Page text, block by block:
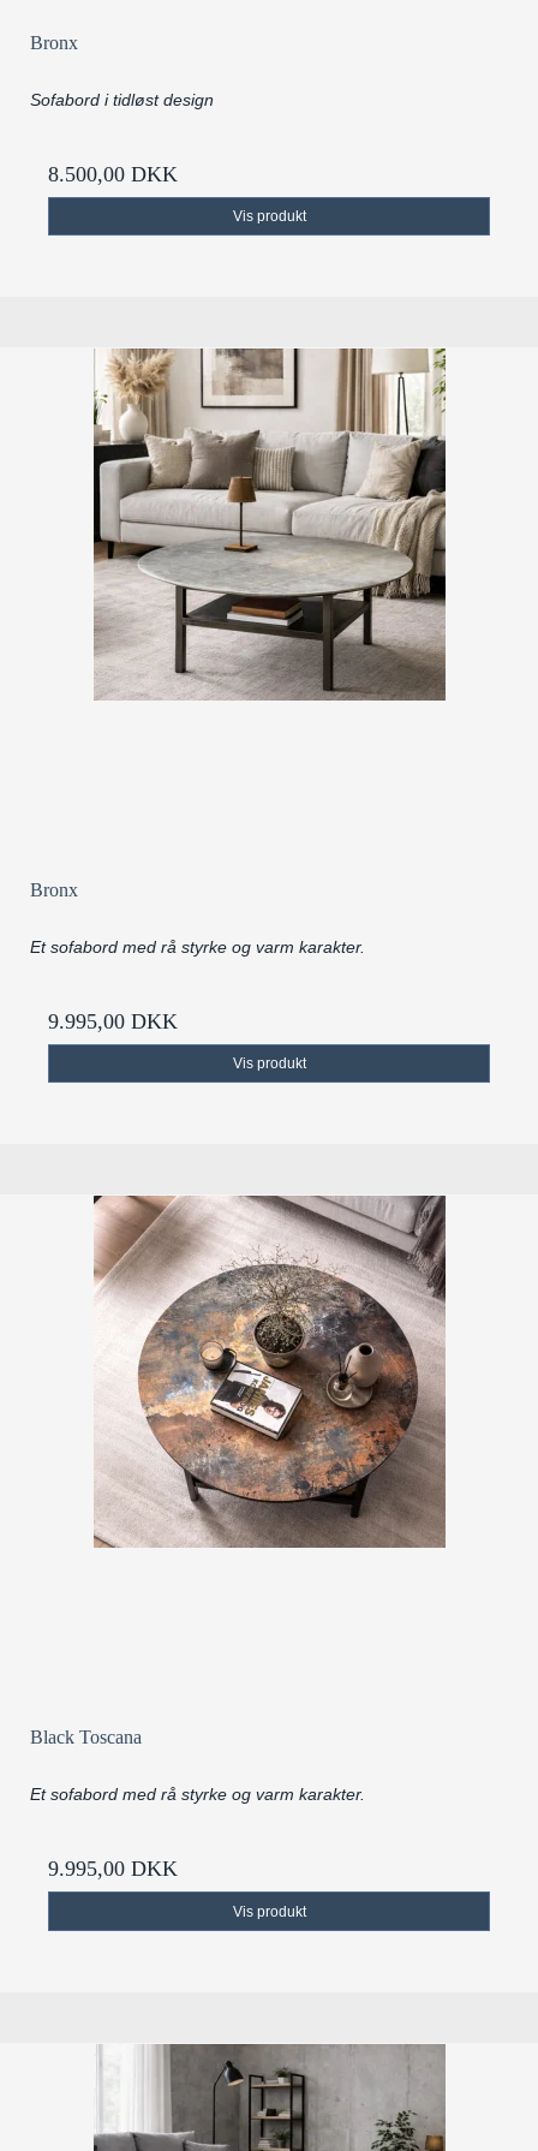
Bronx
Sofabord i tidløst design
8.500,00 DKK
Vis produkt
Bronx
Et sofabord med rå styrke og varm karakter.
9.995,00 DKK
Vis produkt
Black Toscana
Et sofabord med rå styrke og varm karakter.
9.995,00 DKK
Vis produkt